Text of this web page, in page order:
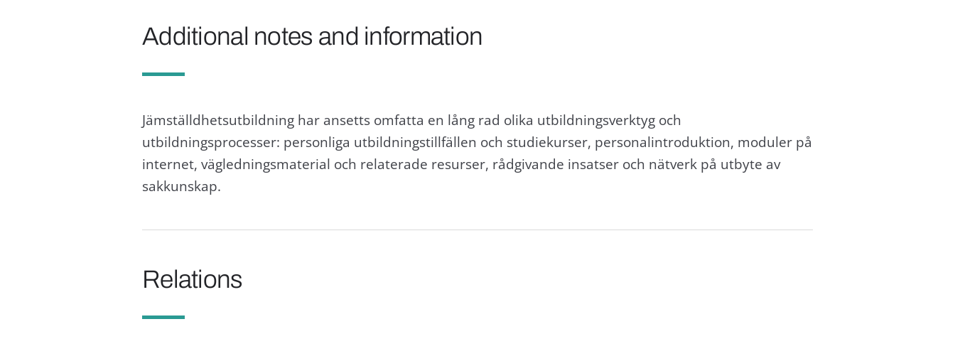
Additional notes and information
Jämställdhetsutbildning har ansetts omfatta en lång rad olika utbildningsverktyg och
utbildningsprocesser: personliga utbildningstillfällen och studiekurser, personalintroduktion, moduler på
internet, vägledningsmaterial och relaterade resurser, rådgivande insatser och nätverk på utbyte av
sakkunskap.
Relations